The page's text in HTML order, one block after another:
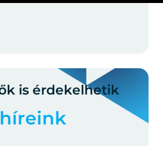
is érdekelhetik